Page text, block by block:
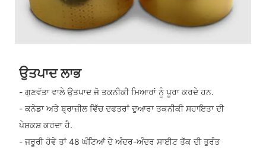
ਉਤਪਾਦ ਲਾਭ
- ਗੁਣਵੱਤਾ ਵਾਲੇ ਉਤਪਾਦ ਜੋ ਤਕਨੀਕੀ ਮਿਆਰਾਂ ਨੂੰ ਪੂਰਾ ਕਰਦੇ ਹਨ.
- ਕਨੇਡਾ ਅਤੇ ਬ੍ਰਾਜ਼ੀਲ ਵਿੱਚ ਦਫਤਰਾਂ ਦੁਆਰਾ ਤਕਨੀਕੀ ਸਹਾਇਤਾ ਦੀ
ਪੇਸ਼ਕਸ਼ ਕਰਦਾ ਹੈ.
- ਜਰੂਰੀ ਹੋਵੇ ਤਾਂ 48 ਘੰਟਿਆਂ ਦੇ ਅੰਦਰ-ਅੰਦਰ ਸਾਈਟ ਤੱਕ ਦੀ ਤੁਰੰਤ